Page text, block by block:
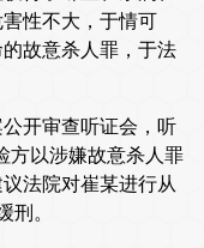
性不大，于情可
故意杀人罪，于法
开审查听证会，听
方以涉嫌故意杀人罪
法院对崔某进行从
刑。